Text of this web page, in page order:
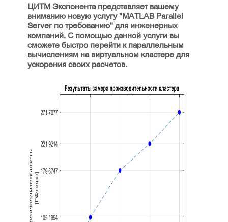
ЦИТМ Экспонента представляет вашему
вниманию новую услугу "MATLAB Parallel
Server по требованию" для инженерных
компаний. С помощью данной услуги вы
сможете быстро перейти к параллельным
вычислениям на виртуальном кластере для
ускорения своих расчетов.